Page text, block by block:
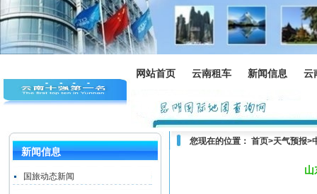
网站首页 云南租车 新闻信息 云
新闻信息
国旅动态新闻
您现在的位置： 首页>天气预报>
山